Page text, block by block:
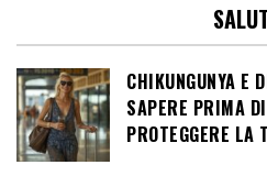
CHIKUNGUNYA E
SAPERE PRIMA
PROTEGGERE LA